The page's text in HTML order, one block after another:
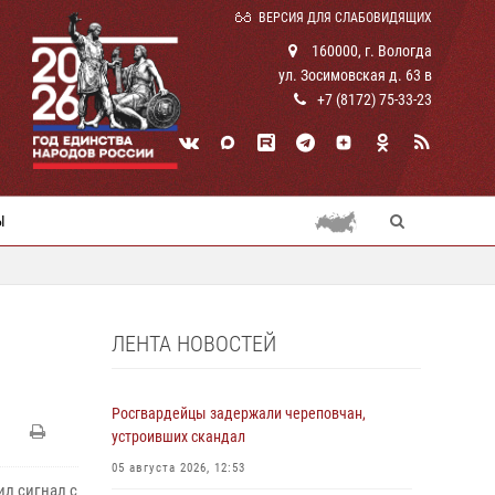
ВЕРСИЯ ДЛЯ СЛАБОВИДЯЩИХ
160000, г. Вологда
ул. Зосимовская д. 63 в
+7 (8172) 75-33-23
сигнал с
ЛЕНТА НОВОСТЕЙ
Росгвардейцы задержали череповчан,
устроивших скандал
05 августа 2026, 12:53